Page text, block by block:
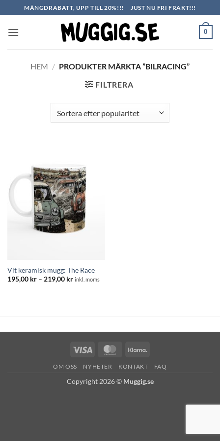
to
content
MÄNGDRABATT, UPP TILL 20%!!! JUST NU FRI FRAKT!!!
0
HEM / PRODUKTER MÄRKTA ”BILRACING”
FILTRERA
Vit keramisk mugg: The Race
195,00 kr – 219,00 krPrisintervall:
inkl. moms
Visa MasterCard
OM OSS NYHETER KONTAKT FAQ
Copyright 2026 © Muggig.se